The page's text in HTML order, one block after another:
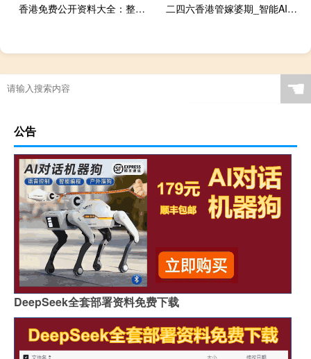
香港免费公开资料大全：整合大数据数据对比解释落实-740.PL.102
二四六香港管嫁婆期_智能AI深度解析_爱采购版v47.08.706
☚
公告
DeepSeek全套部署资料免费下载